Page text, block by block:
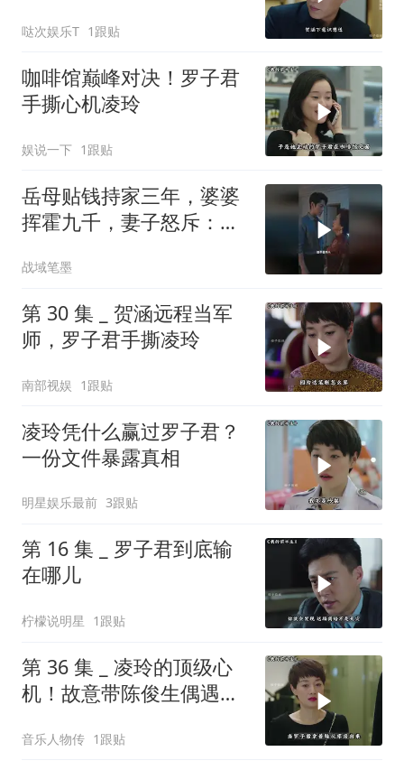
哒次娱乐T 1跟贴
咖啡馆巅峰对决！罗子君
手撕心机凌玲
娱说一下 1跟贴
岳母贴钱持家三年，婆婆
挥霍九千，妻子怒斥：不
战域笔墨
第 30 集 _ 贺涵远程当军
师，罗子君手撕凌玲
南部视娱 1跟贴
凌玲凭什么赢过罗子君？
一份文件暴露真相
明星娱乐最前 3跟贴
第 16 集 _ 罗子君到底输
在哪儿
柠檬说明星 1跟贴
第 36 集 _ 凌玲的顶级心
机！故意带陈俊生偶遇罗
音乐人物传 1跟贴